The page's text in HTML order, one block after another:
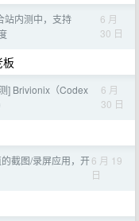
站内测中，支持
6 月
30 日
] Brivionix（Codex
6 月
30 日
截图/录屏应用，开6 月 19
日